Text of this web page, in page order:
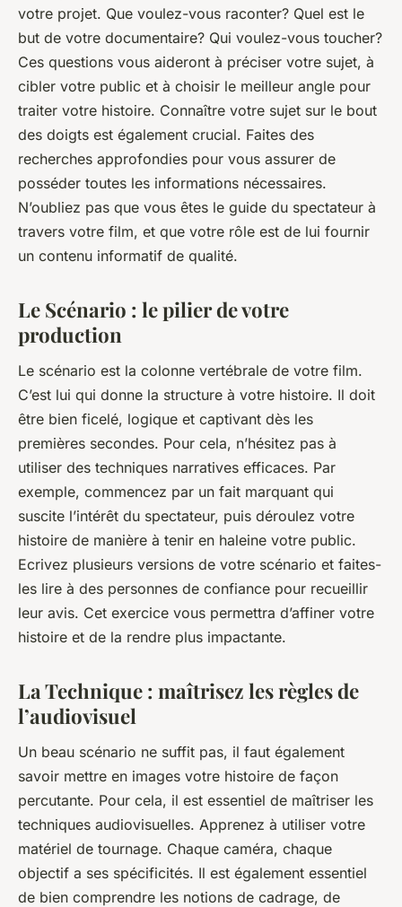
votre projet. Que voulez-vous raconter? Quel est le
but de votre documentaire? Qui voulez-vous toucher?
Ces questions vous aideront à préciser votre sujet, à
cibler votre public et à choisir le meilleur angle pour
traiter votre histoire. Connaître votre sujet sur le bout
des doigts est également crucial. Faites des
recherches approfondies pour vous assurer de
posséder toutes les informations nécessaires.
N’oubliez pas que vous êtes le guide du spectateur à
travers votre film, et que votre rôle est de lui fournir
un contenu informatif de qualité.
Le Scénario : le pilier de votre
production
Le scénario est la colonne vertébrale de votre film.
C’est lui qui donne la structure à votre histoire. Il doit
être bien ficelé, logique et captivant dès les
premières secondes. Pour cela, n’hésitez pas à
utiliser des techniques narratives efficaces. Par
exemple, commencez par un fait marquant qui
suscite l’intérêt du spectateur, puis déroulez votre
histoire de manière à tenir en haleine votre public.
Ecrivez plusieurs versions de votre scénario et faites-
les lire à des personnes de confiance pour recueillir
leur avis. Cet exercice vous permettra d’affiner votre
histoire et de la rendre plus impactante.
La Technique : maîtrisez les règles de
l’audiovisuel
Un beau scénario ne suffit pas, il faut également
savoir mettre en images votre histoire de façon
percutante. Pour cela, il est essentiel de maîtriser les
techniques audiovisuelles. Apprenez à utiliser votre
matériel de tournage. Chaque caméra, chaque
objectif a ses spécificités. Il est également essentiel
de bien comprendre les notions de cadrage, de